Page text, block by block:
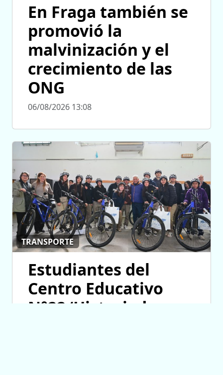
En Fraga también se
promovió la
malvinización y el
crecimiento de las
ONG
06/08/2026 13:08
TRANSPORTE
Estudiantes del
Centro Educativo
N°22 ‘Historiador